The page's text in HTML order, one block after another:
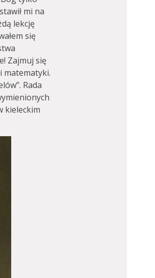
mi na
lekcję
się
Zajmuj się
matematyki.
Rada
kieleckim